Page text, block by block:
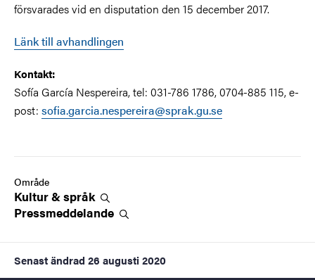
försvarades vid en disputation den 15 december 2017.
Länk till avhandlingen
Kontakt:
Sofía García Nespereira, tel: 031-786 1786, 0704-885 115, e-
post: sofia.garcia.nespereira@sprak.gu.se
Område
Kultur &språk
Pressmeddelande
Senast ändrad 26 augusti 2020